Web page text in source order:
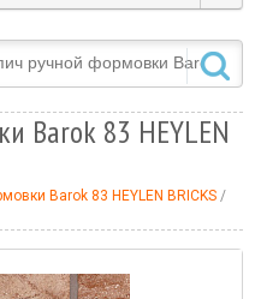
Barok 83 HEYLEN
Barok 83 HEYLEN BRICKS